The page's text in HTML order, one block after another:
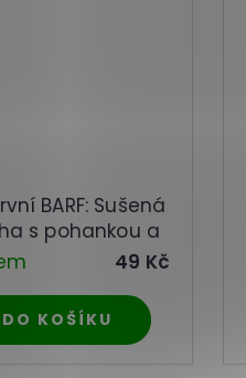
BARF: Sušená
s pohankou a
zeleninou
49 Kč
DO KOŠÍKU